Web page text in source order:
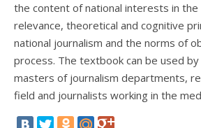
the content of national interests in
relevance, theoretical and cognitive
national journalism and the norms of
process. The textbook can be used
masters of journalism departments,
field and journalists working in the